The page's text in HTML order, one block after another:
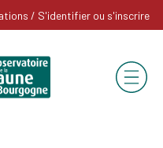
/ S'identifier ou s'inscrire